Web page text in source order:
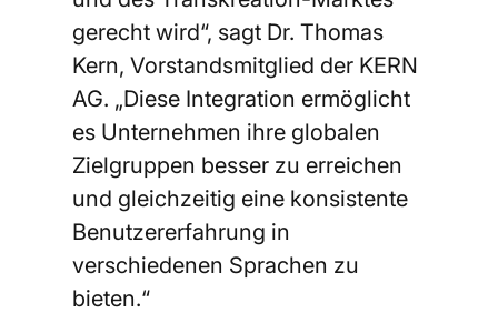
gerecht wird“, sagt Dr. Thomas
Kern, Vorstandsmitglied der KERN
AG. „Diese Integration ermöglicht
es Unternehmen ihre globalen
Zielgruppen besser zu erreichen
und gleichzeitig eine konsistente
Benutzererfahrung in
verschiedenen Sprachen zu
bieten.“